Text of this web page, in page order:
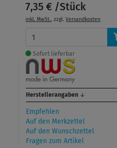
7,35 € /Stück
inkl. MwSt., zzgl.Versandkosten
Sofort lieferbar
Herstellerangaben ↓
Empfehlen
Auf den Merkzettel
Auf den Wunschzettel
Fragen zum Artikel